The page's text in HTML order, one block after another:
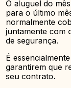
O aluguel do
para o último
normalmente
juntamente com
de segurança.
É
garantirem que
seu contrato.